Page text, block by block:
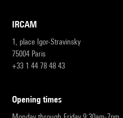
IRCAM
1, place Igor-Stravinsky
75004 Paris
+33 1 44 78 48 43
opening times